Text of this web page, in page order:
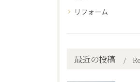
リフォーム
最近の投稿